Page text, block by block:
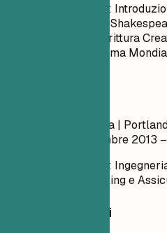
Corsi Rilevanti:
Drammaturgia
Americano, Scrittura
Storia del Cinema
Laurea in Informatica |
Settembre 2013
Corsi Rilevanti:
Database, Testing e
Consigli rapidi